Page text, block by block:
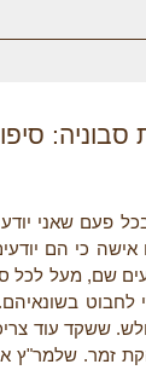
סבוניה:
פעם שאני
אישה כי הם
שם, מעל לכל
ששקד עוד
זמר.